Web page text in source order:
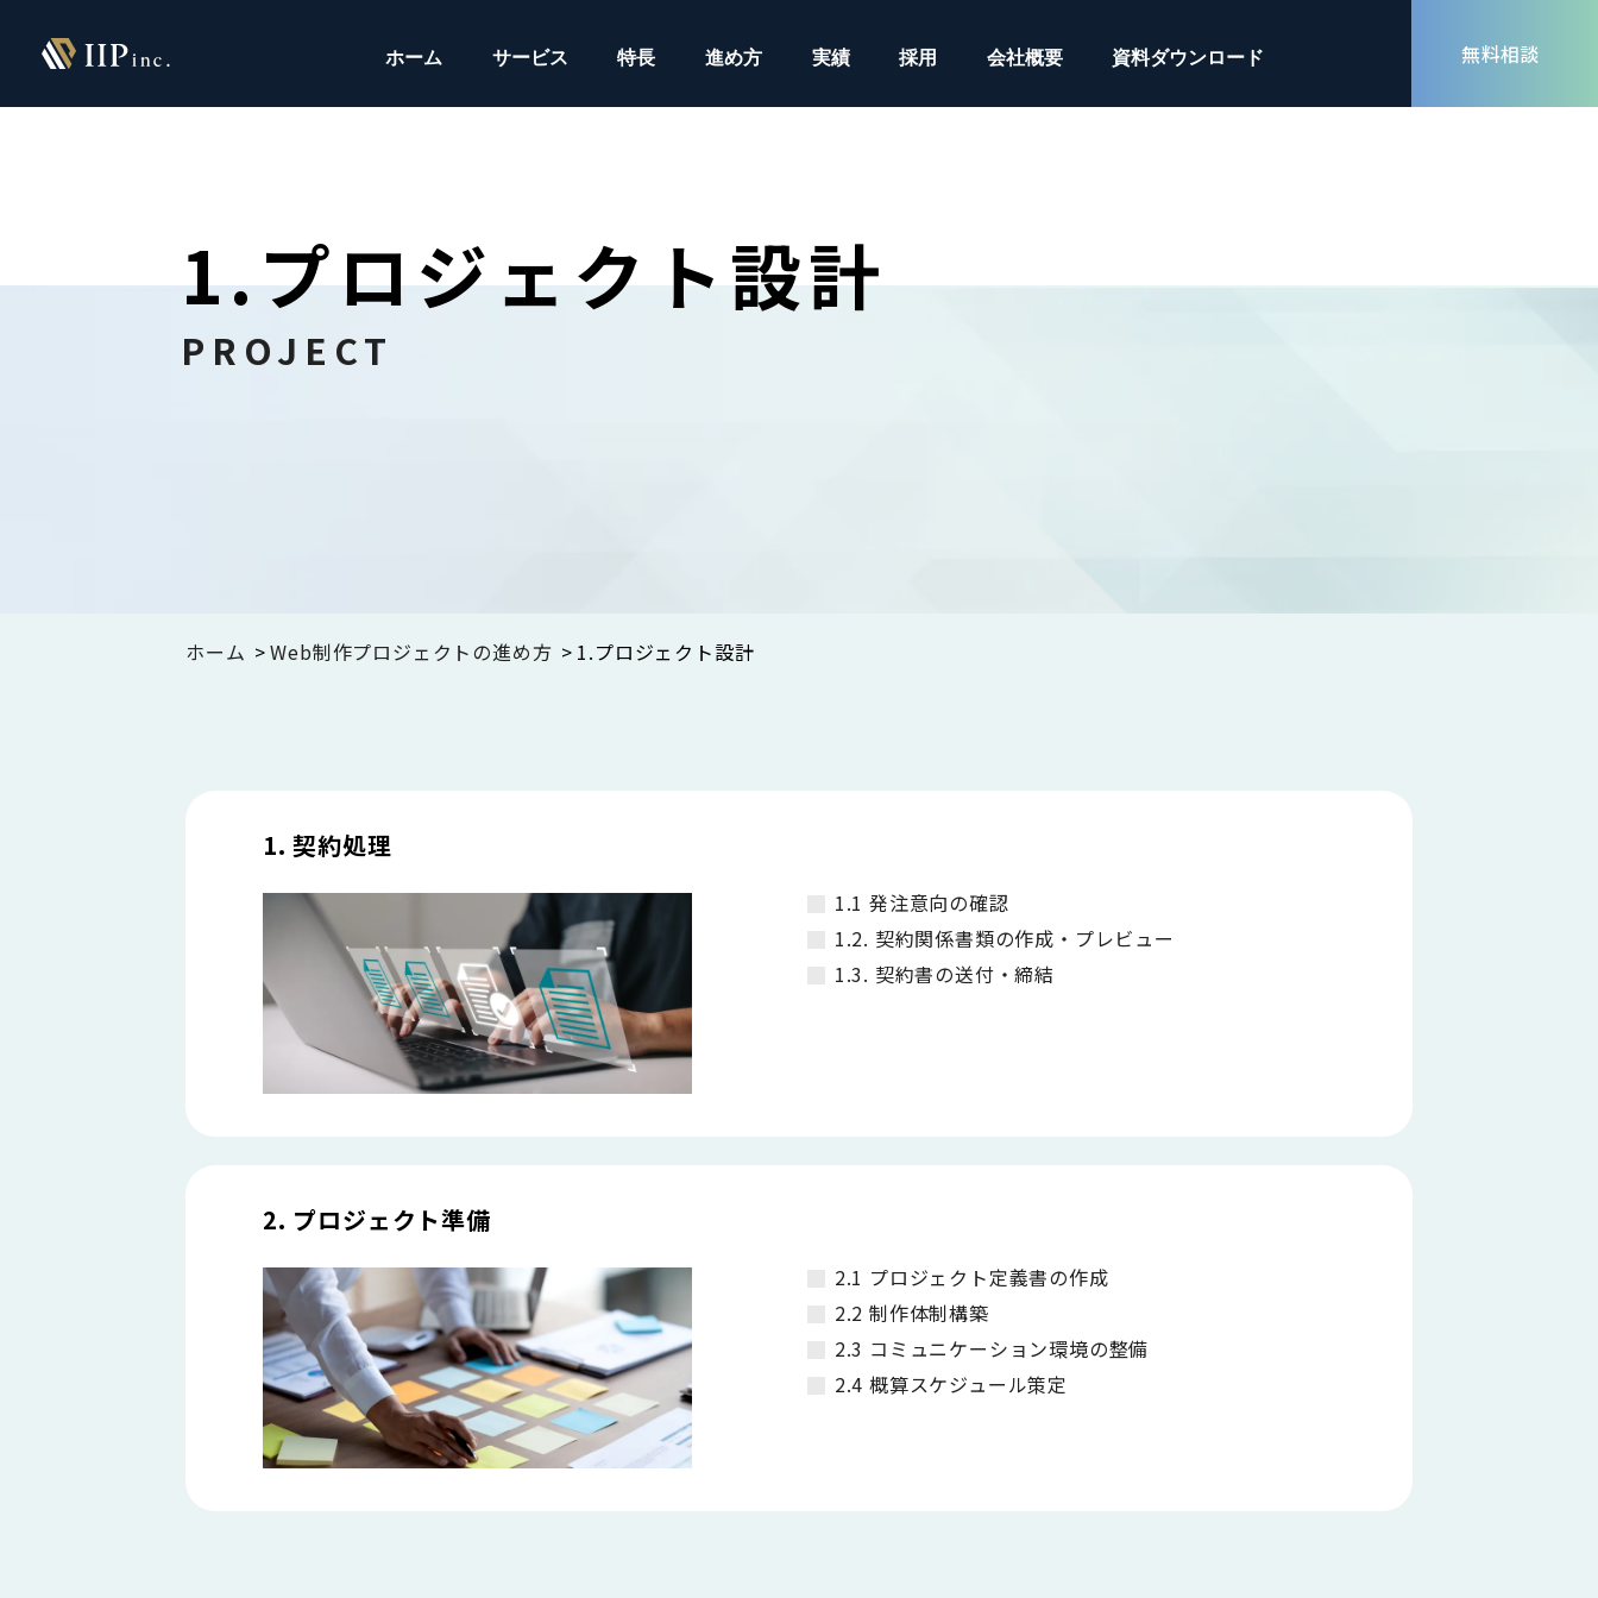
ホーム サービス 特長 進め方 実績 採用 会社概要 資料ダウンロード 無料相談
1.プロジェクト設計
PROJECT
ホーム Web制作プロジェクトの進め方 1.プロジェクト設計
1. 契約処理
1.1 発注意向の確認
1.2. 契約関係書類の作成・プレビュー
1.3. 契約書の送付・締結
2. プロジェクト準備
2.1 プロジェクト定義書の作成
2.2 制作体制構築
2.3 コミュニケーション環境の整備
2.4 概算スケジュール策定